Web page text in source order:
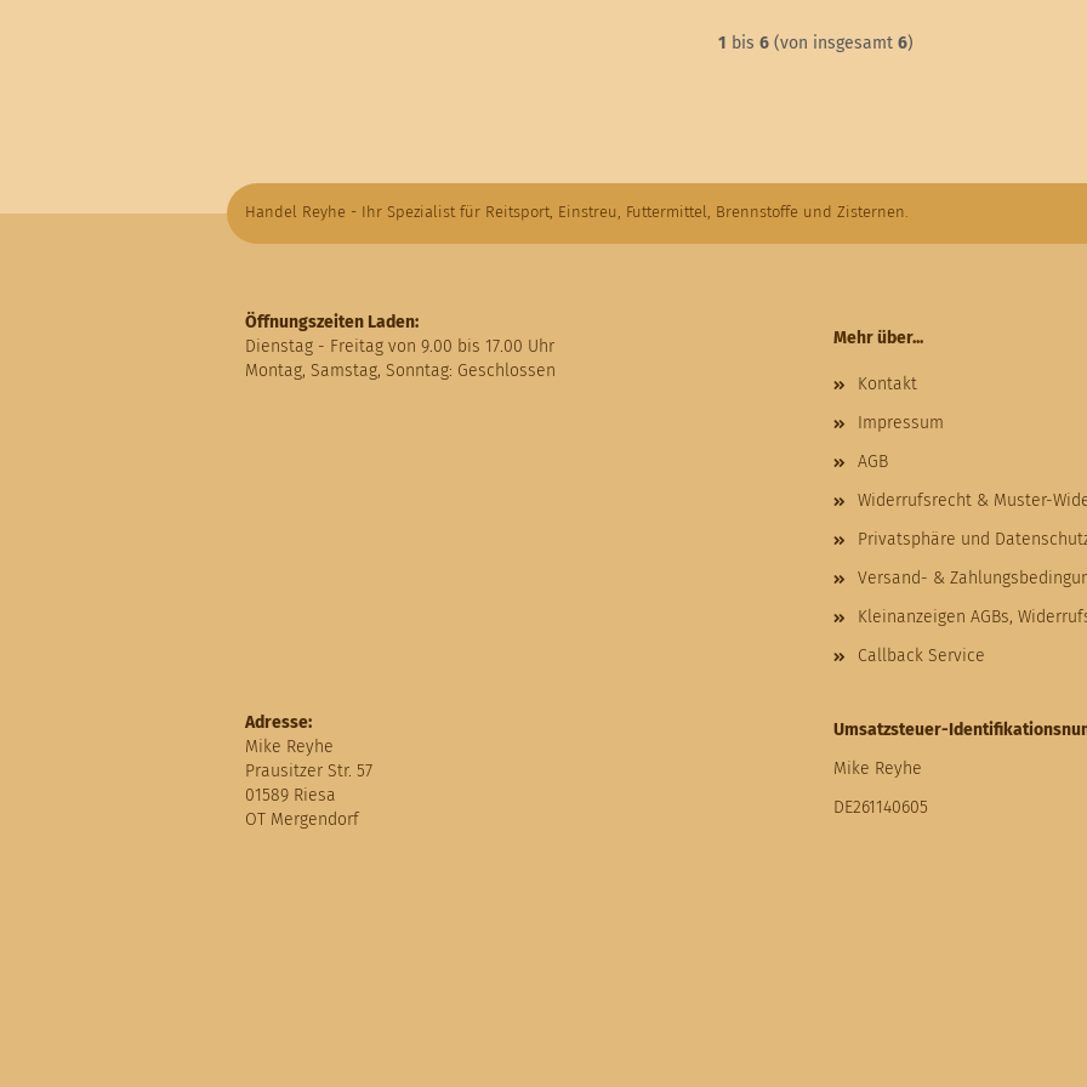
1 bis 6(von insgesamt 6)
Handel Reyhe - Ihr Spezialist für Reitsport, Einstreu, Futtermittel, Brennstoffe und Zisternen.
Öffnungszeiten Laden:
Dienstag - Freitag von 9.00 bis 17.00 Uhr
Montag, Samstag, Sonntag: Geschlossen
Mehr über...
Kontakt
Impressum
AGB
Widerrufsrecht & Muster-
Privatsphäre und
Versand- &
Kleinanzeigen AGBs,
Callback Service
Adresse:
Mike Reyhe
Prausitzer Str. 57
01589 Riesa
OT Mergendorf
Umsatzsteuer-
Mike Reyhe
DE261140605